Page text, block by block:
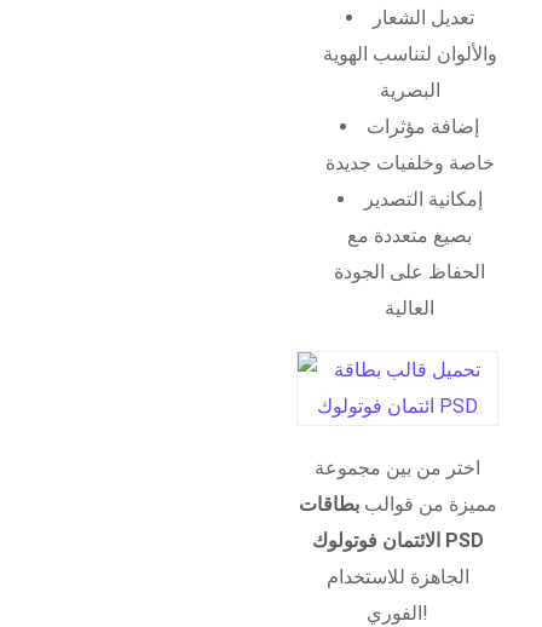
تعديل الشعار
والألوان لتناسب الهوية
البصرية
إضافة مؤثرات
خاصة وخلفيات جديدة
إمكانية التصدير
بصيغ متعددة مع
الحفاظ على الجودة
العالية
اختر من بين مجموعة
مميزة من قوالببطاقات
الائتمان فوتولوك PSD
الجاهزة للاستخدام
الفوري!